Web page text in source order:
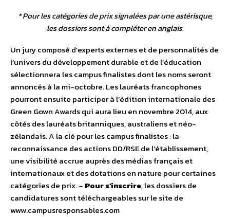
*Pour les catégories de prix signalées par une astérisque,
les dossiers sont à compléter en anglais.
Un jury composé d’experts externes et de personnalités de
l’univers du développement durable et de l’éducation
sélectionnera les campus finalistes dont les noms seront
annoncés à la mi-octobre. Les lauréats francophones
pourront ensuite participer à l’édition internationale des
Green Gown Awards qui aura lieu en novembre 2014, aux
côtés des lauréats britanniques, australiens et néo-
zélandais. A la clé pour les campus finalistes : la
reconnaissance des actions DD/RSE de l’établissement,
une visibilité accrue auprès des médias français et
internationaux et des dotations en nature pour certaines
catégories de prix. – Pour s’inscrire, les dossiers de
candidatures sont téléchargeables sur le site de
www.campusresponsables.com